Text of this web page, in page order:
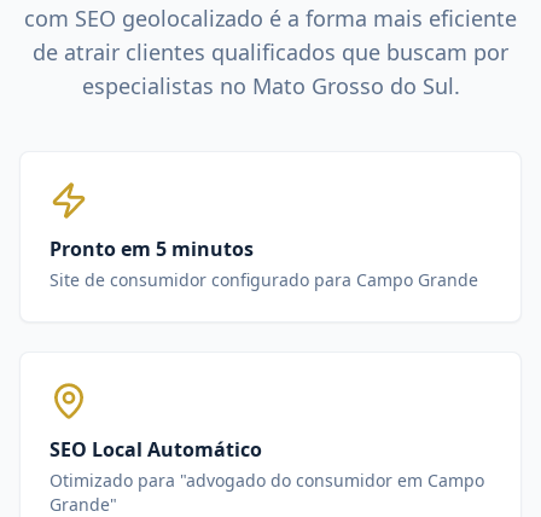
com SEO geolocalizado é a forma mais eficiente
de atrair clientes qualificados que buscam por
especialistas no Mato Grosso do Sul.
Pronto em 5 minutos
Site de consumidor configurado para Campo Grande
SEO Local Automático
Otimizado para "advogado do consumidor em Campo
Grande"